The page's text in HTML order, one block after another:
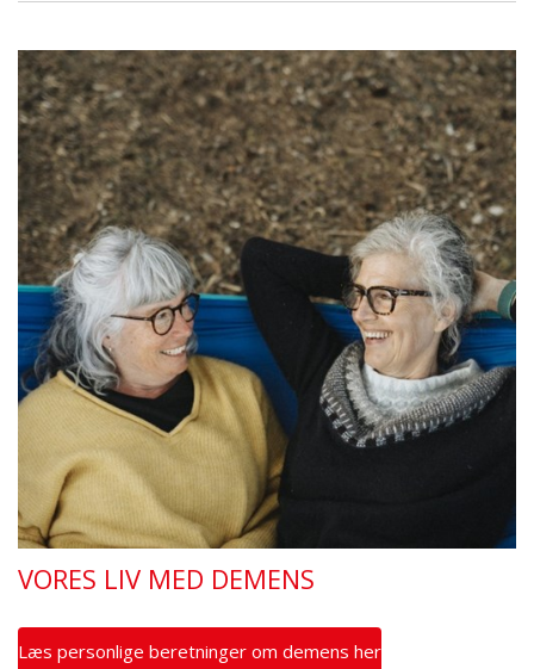
VORES LIV MED DEMENS
Læs personlige beretninger om demens her